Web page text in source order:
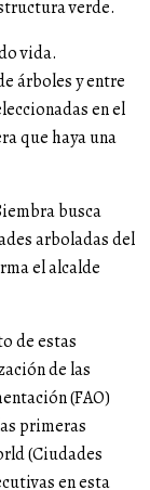
verde.
vida.
árboles y entre
en el
que haya una
busca
arboladas del
el alcalde
de estas
de las
(FAO)
primeras
(Ciudades
en esta